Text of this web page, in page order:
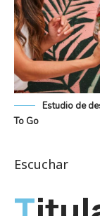
Estudio de
To Go
Escuchar